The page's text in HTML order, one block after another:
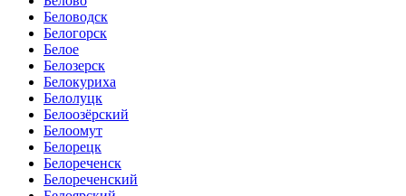
Беловодск
Белогорск
Белое
Белозерск
Белокуриха
Белолуцк
Белоозёрский
Белоомут
Белорецк
Белореченск
Белореченский